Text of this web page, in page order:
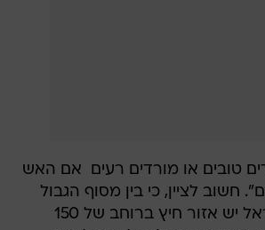
טובים או מורדים רעים  אם האש
חשוב לציין, כי בין מסוף הגבול
הסורי לשטח ישראל יש אזור חיץ ברוחב של 150